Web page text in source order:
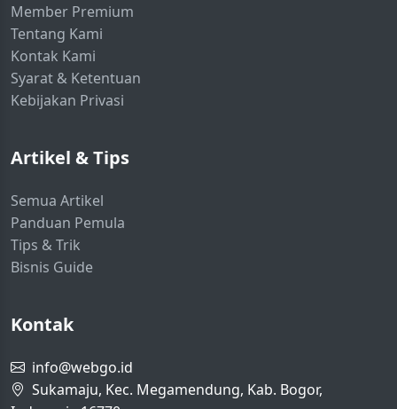
Member Premium
Tentang Kami
Kontak Kami
Syarat & Ketentuan
Kebijakan Privasi
Artikel & Tips
Semua Artikel
Panduan Pemula
Tips & Trik
Bisnis Guide
Kontak
info@webgo.id
Sukamaju, Kec. Megamendung, Kab. Bogor,